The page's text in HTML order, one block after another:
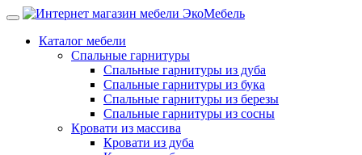
Каталог мебели
Спальные гарнитуры
Спальные гарнитуры из дуба
Спальные гарнитуры из бука
Спальные гарнитуры из березы
Спальные гарнитуры из сосны
Кровати из массива
Кровати из дуба